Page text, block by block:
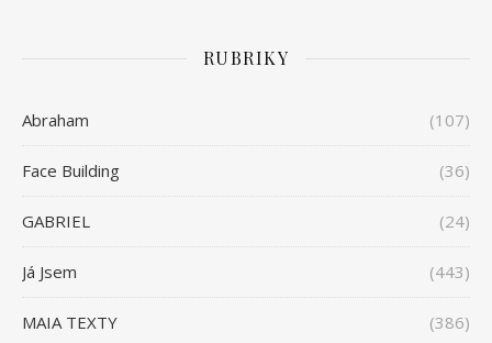
RUBRIKY
Abraham (107)
Face Building (36)
GABRIEL (24)
Já Jsem (443)
MAIA TEXTY (386)